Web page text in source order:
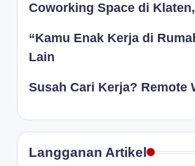
Coworking Space di
“Kamu Enak Kerja di
Lain
Susah Cari Kerja? Remote
Langganan Artikel